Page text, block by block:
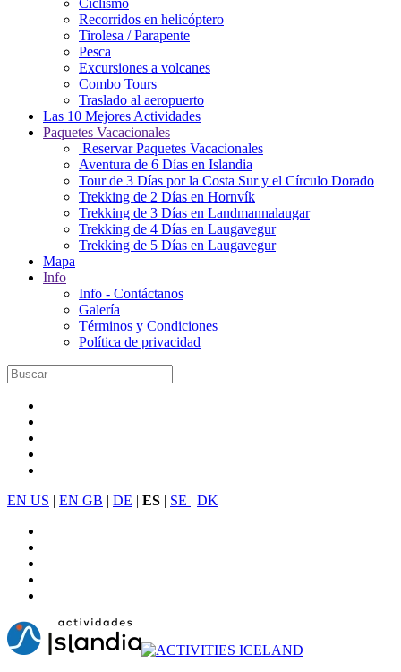
Ciclismo
Recorridos en helicóptero
Tirolesa / Parapente
Pesca
Excursiones a volcanes
Combo Tours
Traslado al aeropuerto
Las 10 Mejores Actividades
Paquetes Vacacionales
Reservar Paquetes Vacacionales
Aventura de 6 Días en Islandia
Tour de 3 Días por la Costa Sur y el Círculo Dorado
Trekking de 2 Días en Hornvík
Trekking de 3 Días en Landmannalaugar
Trekking de 4 Días en Laugavegur
Trekking de 5 Días en Laugavegur
Mapa
Info
Info - Contáctanos
Galería
Términos y Condiciones
Política de privacidad
EN US | EN GB | DE | ES | SE | DK